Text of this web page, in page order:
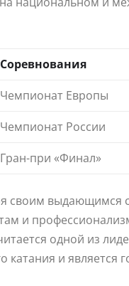
Соревнования
Чемпионат Европы
Чемпионат России
Гран-при «Финал»
своим выдающимся
и
одной из
катания и является